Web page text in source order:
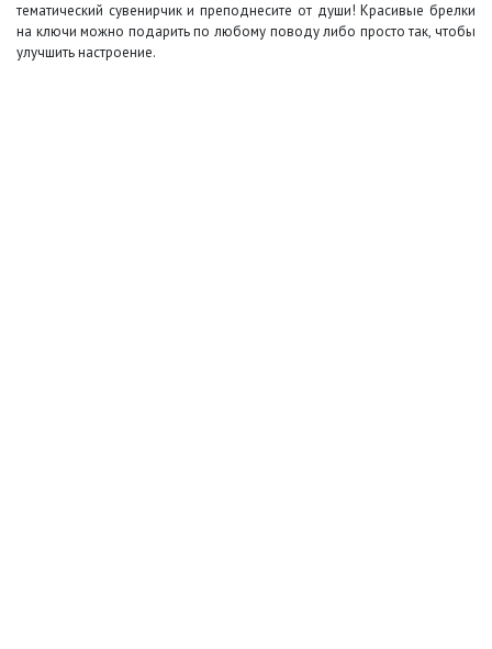
тематический сувенирчик и преподнесите от души! Красивые брелки
на ключи можно подарить по любому поводу либо просто так, чтобы
улучшить настроение.